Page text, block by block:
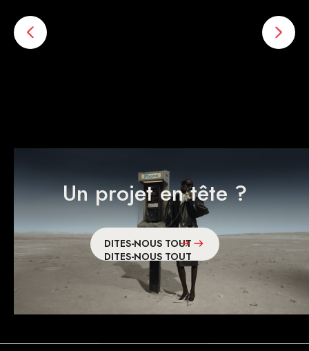
Adrift
TOUS NOS PROJETS
TOUS NOS PROJETS
Un projet en tête ?
DITES-NOUS TOUT
DITES-NOUS TOUT